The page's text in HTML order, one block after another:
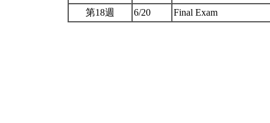
第18週
6/20 Final Exam